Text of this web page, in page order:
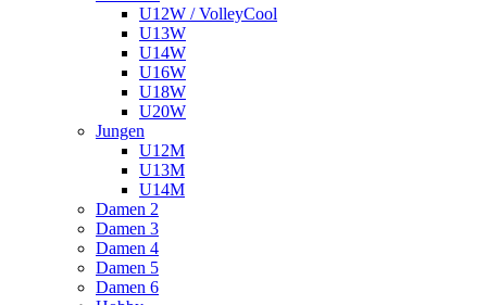
U12W / VolleyCool
U13W
U14W
U16W
U18W
U20W
Jungen
U12M
U13M
U14M
Damen 2
Damen 3
Damen 4
Damen 5
Damen 6